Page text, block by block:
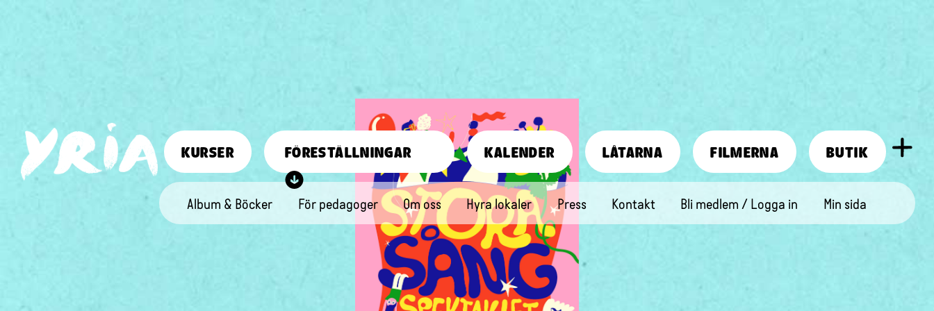
KURSER FÖRESTÄLLNINGAR KALENDER LÅTARNA FILMERNA BUTIK
Album & Böcker För pedagoger Om oss Hyra lokaler Press Kontakt Bli medlem / Logga in Min sida